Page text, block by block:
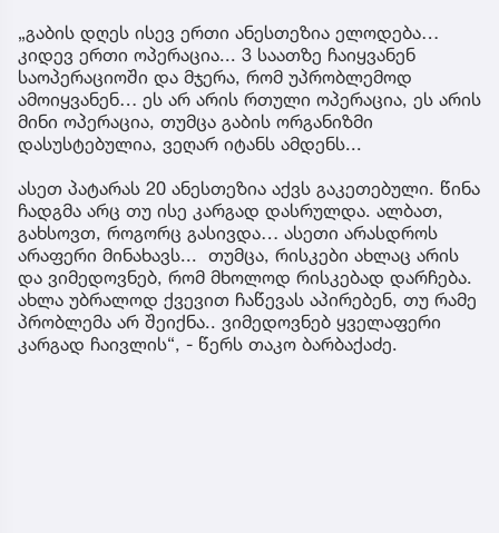
„გაბის დღეს ისევ ერთი ანესთეზია ელოდება…
კიდევ ერთი ოპერაცია... 3 საათზე ჩაიყვანენ
საოპერაციოში და მჯერა, რომ უპრობლემოდ
ამოიყვანენ… ეს არ არის რთული ოპერაცია, ეს არის
მინი ოპერაცია, თუმცა გაბის ორგანიზმი
დასუსტებულია, ვეღარ იტანს ამდენს...
ასეთ პატარას 20 ანესთეზია აქვს გაკეთებული. წინა
ჩადგმა არც თუ ისე კარგად დასრულდა. ალბათ,
გახსოვთ, როგორც გასივდა… ასეთი არასდროს
არაფერი მინახავს... თუმცა, რისკები ახლაც არის
და ვიმედოვნებ, რომ მხოლოდ რისკებად დარჩება.
ახლა უბრალოდ ქვევით ჩაწევას აპირებენ, თუ რამე
პრობლემა არ შეიქნა.. ვიმედოვნებ ყველაფერი
კარგად ჩაივლის“, - წერს თაკო ბარბაქაძე.